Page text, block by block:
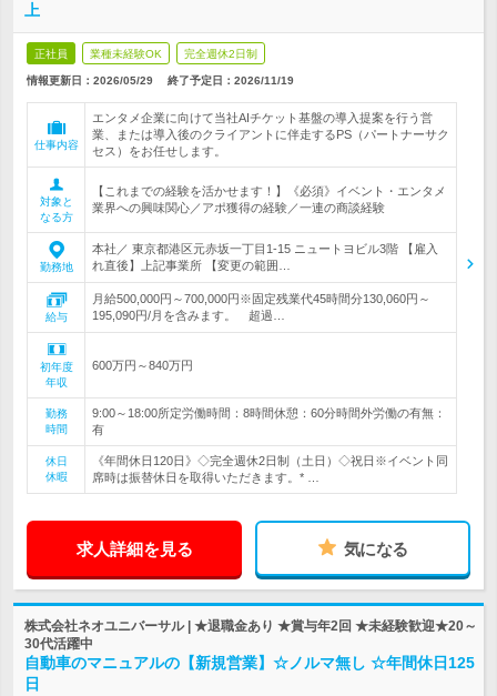
上
正社員 業種未経験OK 完全週休2日制
情報更新日：2026/05/29 終了予定日： 2026/11/19
仕事内容
エンタメ企業に向けて当社AIチケット基盤の導入提案を行う営
業、または導入後のクライアントに伴走するPS（パートナーサク
セス）をお任せします。
対象と
なる方
【これまでの経験を活かせます！】《必須》イベント・エンタメ
業界への興味関心／アポ獲得の経験／一連の商談経験
勤務地
本社／ 東京都港区元赤坂一丁目1-15 ニュートヨビル3階 【雇入
れ直後】上記事業所 【変更の範囲…
給与
月給500,000円～700,000円※固定残業代45時間分130,060円～
195,090円/月を含みます。 超過…
初年度
年収
600万円～840万円
勤務
時間
9:00～18:00所定労働時間：8時間休憩：60分時間外労働の有無：
有
休日
休暇
《年間休日120日》◇完全週休2日制（土日）◇祝日※イベント同
席時は振替休日を取得いただきます。* …
求人詳細を見る 気になる
株式会社ネオユニバーサル | ★退職金あり ★賞与年2回 ★未経験歓迎★20～
30代活躍中
自動車のマニュアルの【新規営業】☆ノルマ無し ☆年間休日125
日